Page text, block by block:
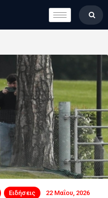
Ειδήσεις
22 Μαΐου, 2026